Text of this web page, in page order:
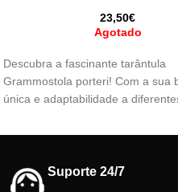
23,50€
Agotado
Descubra a fascinante tarântula
Grammostola porteri! Com a sua
única e adaptabilidade a
mundo dos animais de estimação
em sua casa com esta cativante
🕷️
Suporte 24/7